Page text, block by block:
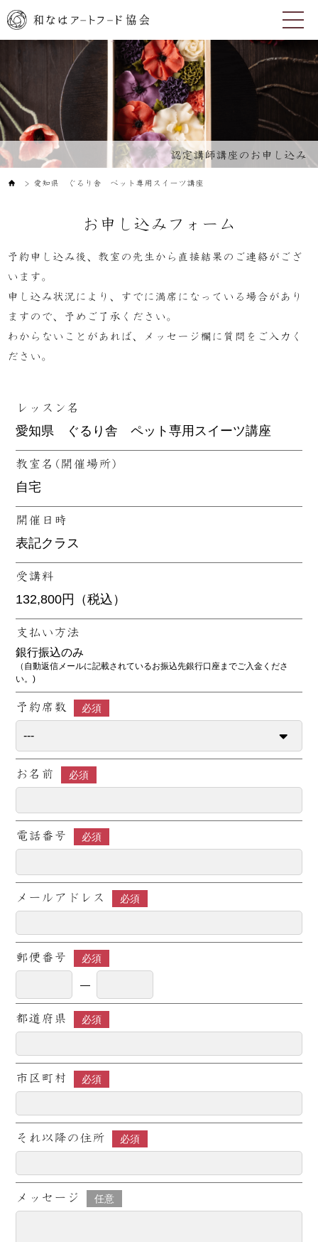
認定講師講座のお申し込み
＞ 愛知県 ぐるり舎 ペット専用スイーツ講座
お申し込みフォーム
予約申し込み後、教室の先生から直接結果のご連絡がござ
います。
申し込み状況により、すでに満席になっている場合があり
ますので、予めご了承ください。
わからないことがあれば、メッセージ欄に質問をご入力く
ださい。
レッスン名
教室名(開催場所)
開催日時
受講料
支払い方法
銀行振込のみ
（自動返信メールに記載されているお振込先銀行口座までご入金くださ
い。)
予約席数 必須
お名前 必須
電話番号 必須
メールアドレス 必須
郵便番号 必須
都道府県 必須
市区町村 必須
それ以降の住所 必須
メッセージ 任意